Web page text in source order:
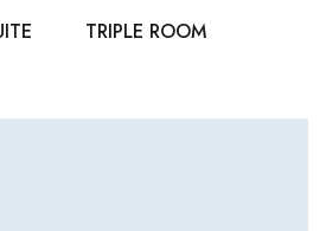
TRIPLE ROOM